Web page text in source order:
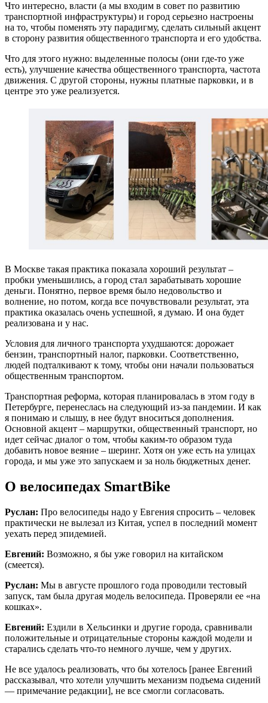
Что интересно, власти (а мы входим в совет по развитию
транспортной инфраструктуры) и город серьезно настроены
на то, чтобы поменять эту парадигму, сделать сильный акцент
в сторону развития общественного транспорта и его удобства.
Что для этого нужно: выделенные полосы (они где-то уже
есть), улучшение качества общественного транспорта, частота
движения. С другой стороны, нужны платные парковки, и в
центре это уже реализуется.
В Москве такая практика показала хороший результат –
пробки уменьшились, а город стал зарабатывать хорошие
деньги. Понятно, первое время было недовольство и
волнение, но потом, когда все почувствовали результат, эта
практика оказалась очень успешной, я думаю. И она будет
реализована и у нас.
Условия для личного транспорта ухудшаются: дорожает
бензин, транспортный налог, парковки. Соответственно,
людей подталкивают к тому, чтобы они начали пользоваться
общественным транспортом.
Транспортная реформа, которая планировалась в этом году в
Петербурге, перенеслась на следующий из-за пандемии. И как
я понимаю и слышу, в нее будут вноситься дополнения.
Основной акцент – маршрутки, общественный транспорт, но
идет сейчас диалог о том, чтобы каким-то образом туда
добавить новое веяние – шеринг. Хотя он уже есть на улицах
города, и мы уже это запускаем и за ноль бюджетных денег.
О велосипедах SmartBike
Руслан: Про велосипеды надо у Евгения спросить – человек
практически не вылезал из Китая, успел в последний момент
уехать перед эпидемией.
Евгений: Возможно, я бы уже говорил на китайском
(смеется).
Руслан: Мы в августе прошлого года проводили тестовый
запуск, там была другая модель велосипеда. Проверяли ее «на
кошках».
Евгений: Ездили в Хельсинки и другие города, сравнивали
положительные и отрицательные стороны каждой модели и
старались сделать что-то немного лучше, чем у других.
Не все удалось реализовать, что бы хотелось [ранее Евгений
рассказывал, что хотели улучшить механизм подъема сидений
— примечание редакции], не все смогли согласовать.